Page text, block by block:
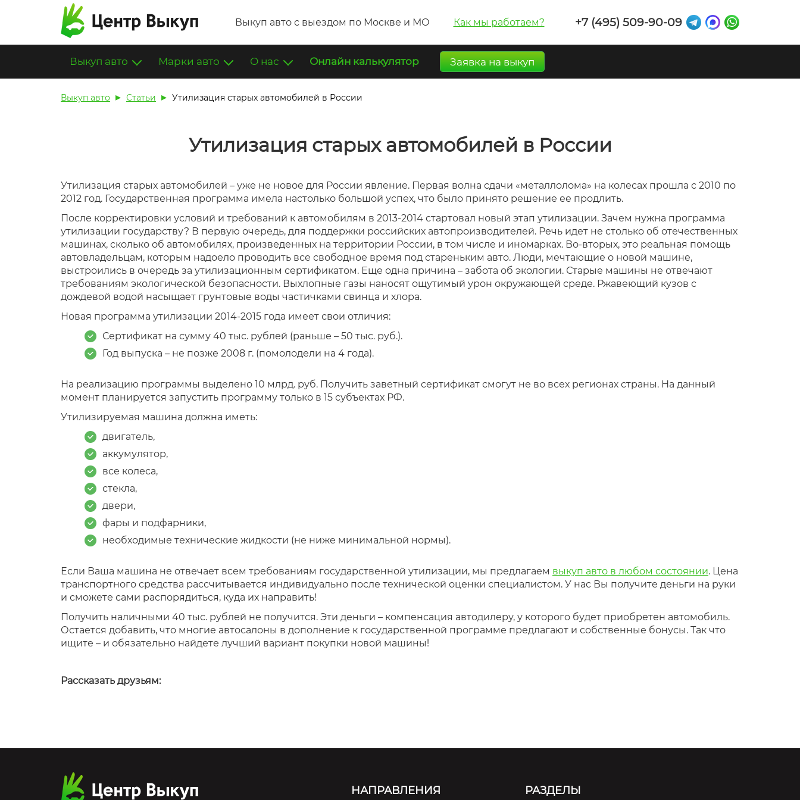
Выкуп авто с выездом по Москве и МО Как мы работаем? +7 (495) 509-90-09
Выкуп авто Марки авто О нас Онлайн калькулятор Заявка на выкуп
Выкуп авто Статьи Утилизация старых автомобилей в России
Утилизация старых автомобилей в России
Утилизация старых автомобилей – уже не новое для России явление. Первая волна сдачи «металлолома» на колесах прошла с 2010 по
2012 год. Государственная программа имела настолько большой успех, что было принято решение ее продлить.
После корректировки условий и требований к автомобилям в 2013-2014 стартовал новый этап утилизации. Зачем нужна программа
утилизации государству? В первую очередь, для поддержки российских автопроизводителей. Речь идет не столько об отечественных
машинах, сколько об автомобилях, произведенных на территории России, в том числе и иномарках. Во-вторых, это реальная помощь
автовладельцам, которым надоело проводить все свободное время под стареньким авто. Люди, мечтающие о новой машине,
выстроились в очередь за утилизационным сертификатом. Еще одна причина – забота об экологии. Старые машины не отвечают
требованиям экологической безопасности. Выхлопные газы наносят ощутимый урон окружающей среде. Ржавеющий кузов с
дождевой водой насыщает грунтовые воды частичками свинца и хлора.
Новая программа утилизации 2014-2015 года имеет свои отличия:
Сертификат на сумму 40 тыс. рублей (раньше – 50 тыс. руб.).
Год выпуска – не позже 2008 г. (помолодели на 4 года).
На реализацию программы выделено 10 млрд. руб. Получить заветный сертификат смогут не во всех регионах страны. На данный
момент планируется запустить программу только в 15 субъектах РФ.
Утилизируемая машина должна иметь:
двигатель,
аккумулятор,
все колеса,
стекла,
двери,
фары и подфарники,
необходимые технические жидкости (не ниже минимальной нормы).
Если Ваша машина не отвечает всем требованиям государственной утилизации, мы предлагаем выкуп авто в любом состоянии. Цена
транспортного средства рассчитывается индивидуально после технической оценки специалистом. У нас Вы получите деньги на руки
и сможете сами распорядиться, куда их направить!
Получить наличными 40 тыс. рублей не получится. Эти деньги – компенсация автодилеру, у которого будет приобретен автомобиль.
Остается добавить, что многие автосалоны в дополнение к государственной программе предлагают и собственные бонусы. Так что
ищите – и обязательно найдете лучший вариант покупки новой машины!
Рассказать друзьям:
НАПРАВЛЕНИЯ РАЗДЕЛЫ